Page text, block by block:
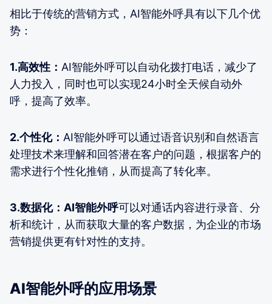
相比于传统的营销方式，AI智能外呼具有以下几个优
势：
1.高效性： AI智能外呼可以自动化拨打电话，减少了
人力投入，同时也可以实现24小时全天候自动外
呼，提高了效率。
2.个性化： AI智能外呼可以通过语音识别和自然语言
处理技术来理解和回答潜在客户的问题，根据客户的
需求进行个性化推销，从而提高了转化率。
3.数据化：AI智能外呼可以对通话内容进行录音、分
析和统计，从而获取大量的客户数据，为企业的市场
营销提供更有针对性的支持。
AI智能外呼的应用场景